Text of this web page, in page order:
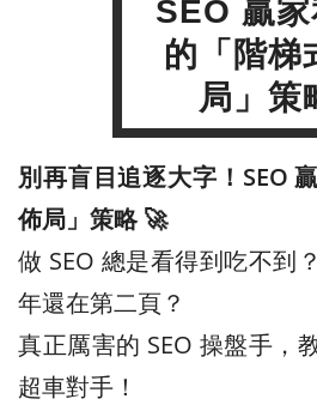
SEO 贏
的「階梯
局」策
別再盲目追逐大字！SEO
佈局」策略 🚀
做 SEO 總是看得到吃不到
年還在第二頁？
真正厲害的 SEO 操盤手，
超車對手！